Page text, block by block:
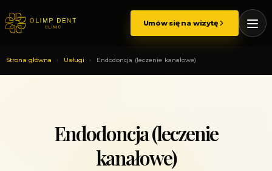
do
Umów się na wizytę
Strona główna › Usługi › Endodoncja (leczenie kanałowe)
Endodoncja (leczenie
kanałowe)